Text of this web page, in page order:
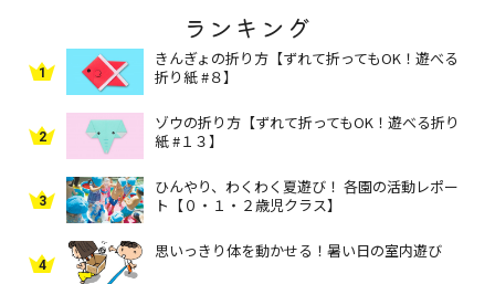
ランキング
1
きんぎょの折り方【ずれて折ってもOK！遊べる
折り紙 #８】
2
ゾウの折り方【ずれて折ってもOK！遊べる折り
紙 #１３】
3
ひんやり、わくわく夏遊び！ 各園の活動レポー
ト【０・１・２歳児クラス】
4
思いっきり体を動かせる！暑い日の室内遊び